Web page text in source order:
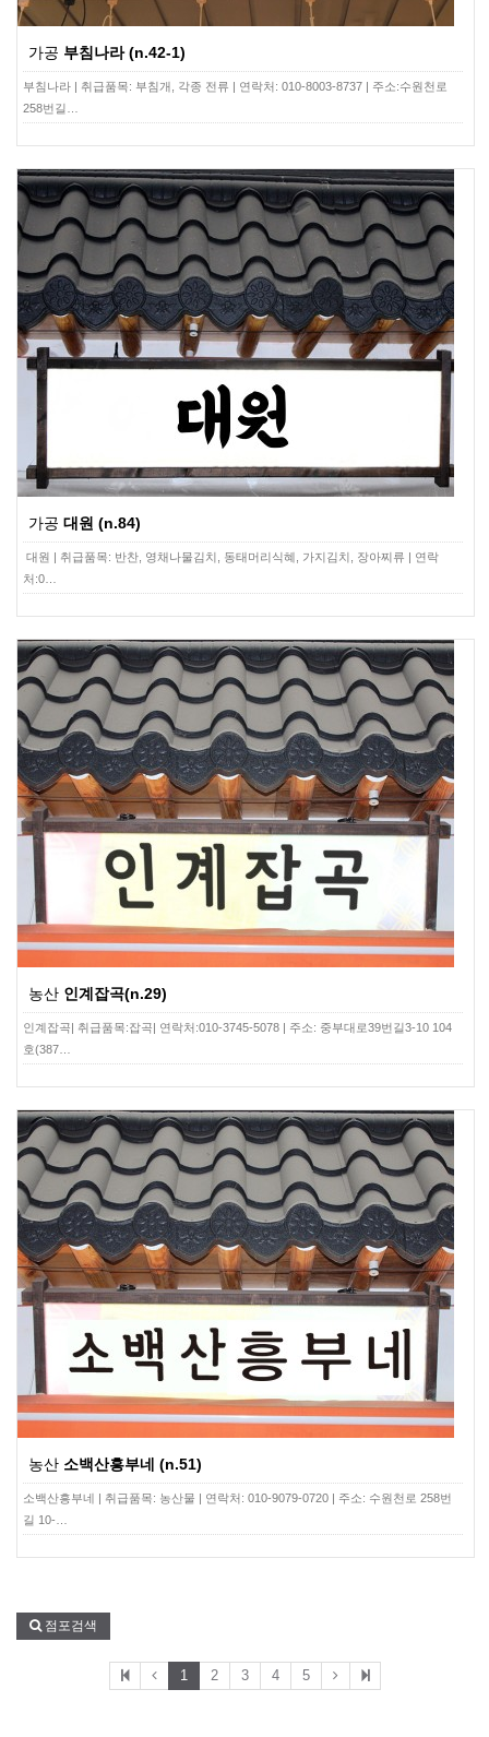
가공 부침나라 (n.42-1)
부침나라 | 취급품목: 부침개, 각종 전류 | 연락처: 010-8003-8737 | 주소:수원천로
258번길…
가공 대원 (n.84)
대원 | 취급품목: 반찬, 영채나물김치, 동태머리식혜, 가지김치, 장아찌류 | 연락
처:0…
농산 인계잡곡(n.29)
인계잡곡| 취급품목:잡곡| 연락처:010-3745-5078 | 주소: 중부대로39번길3-10 104
호(387…
농산 소백산흥부네 (n.51)
소백산흥부네 | 취급품목: 농산물 | 연락처: 010-9079-0720 | 주소: 수원천로 258번
길 10-…
점포검색
1 2 3 4 5